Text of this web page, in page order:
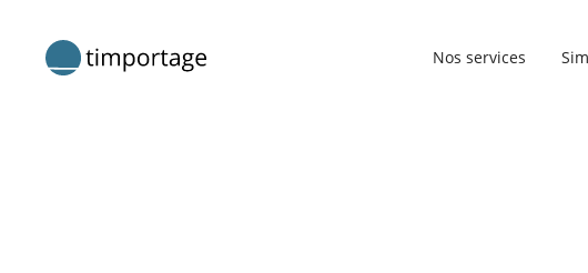
Nos services